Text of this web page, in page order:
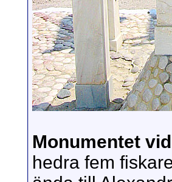
Monumentet
hedra fem